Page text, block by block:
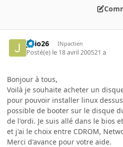
julio26 INpactien
Posté(e) le 18 avril 200521 a
Bonjour à tous,
Voilà je souhaite acheter un
pour pouvoir installer linux
possible de booter sur le disque
de l'ordi. Je suis allé dans le bios
et j'ai le choix entre CDROM,
Merci d'avance pour votre aide.